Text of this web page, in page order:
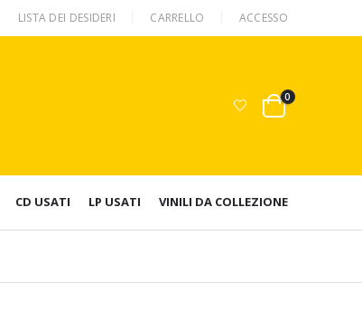
LISTA DEI DESIDERI CARRELLO ACCESSO
0
CD USATI LP USATI VINILI DA COLLEZIONE